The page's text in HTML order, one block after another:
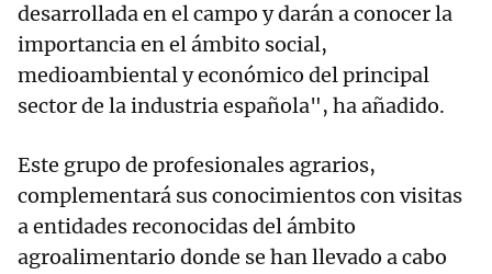
desarrollada en el campo y darán a conocer la
importancia en el ámbito social,
medioambiental y económico del principal
sector de la industria española", ha añadido.
Este grupo de profesionales agrarios,
complementará sus conocimientos con visitas
a entidades reconocidas del ámbito
agroalimentario donde se han llevado a cabo